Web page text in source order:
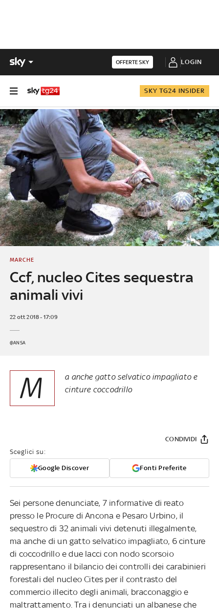
OFFERTE SKY LOGIN
SKY TG24 INSIDER
Ccf, nucleo Cites sequestra
animali vivi
MARCHE
22 ott 2018 - 17:09
@ANSA
M
a anche gatto selvatico impagliato e
cinture coccodrillo
Sceglici su:
Google Discover Fonti Preferite
CONDIVIDI
Sei persone denunciate, 7 informative di reato
presso le Procure di Ancona e Pesaro Urbino, il
sequestro di 32 animali vivi detenuti illegalmente,
ma anche di un gatto selvatico impagliato, 6 cinture
di coccodrillo e due lacci con nodo scorsoio
rappresentano il bilancio dei controlli dei carabinieri
forestali del nucleo Cites per il contrasto del
commercio illecito degli animali, bracconaggio e
maltrattamento. Tra i denunciati un albanese che